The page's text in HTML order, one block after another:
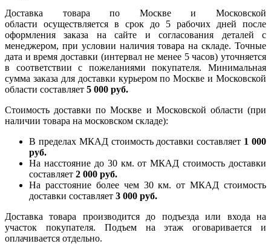
Доставка товара по Москве и Московской
области осуществляется в срок до 5 рабочих дней после
оформления заказа на сайте и согласования деталей с
менеджером, при условии наличия товара на складе. Точные
дата и время доставки (интервал не менее 5 часов) уточняется
в соответствии с пожеланиями покупателя. Минимальная
сумма заказа для доставки курьером по Москве и Московской
области составляет 5 000 руб.
Стоимость доставки по Москве и Московской области (при
наличии товара на московском складе):
В пределах МКАД стоимость доставки составляет 1 000
руб.
На насcтояние до 30 км. от МКАД стоимость доставки
составляет 2 000 руб.
На расстояние более чем 30 км. от МКАД стоимость
доставки составляет 3 000 руб.
Доставка товара производится до подъезда или входа на
участок покупателя. Подъем на этаж оговаривается и
оплачивается отдельно.